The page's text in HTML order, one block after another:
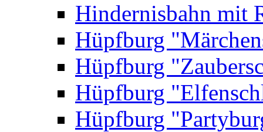
Hindernisbahn mit
Hüpfburg
Hüpfburg
Hüpfburg
Hüpfburg